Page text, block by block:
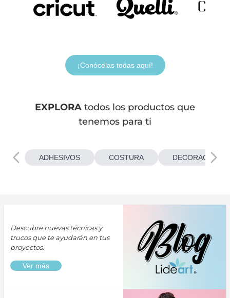
¡Conócelas todas aquí!
EXPLORA todos los productos que
tenemos para ti
ADHESIVOS COSTURA
Descubre nuevas técnicas y
trucos que te ayudarán en tus
proyectos.
Ver más